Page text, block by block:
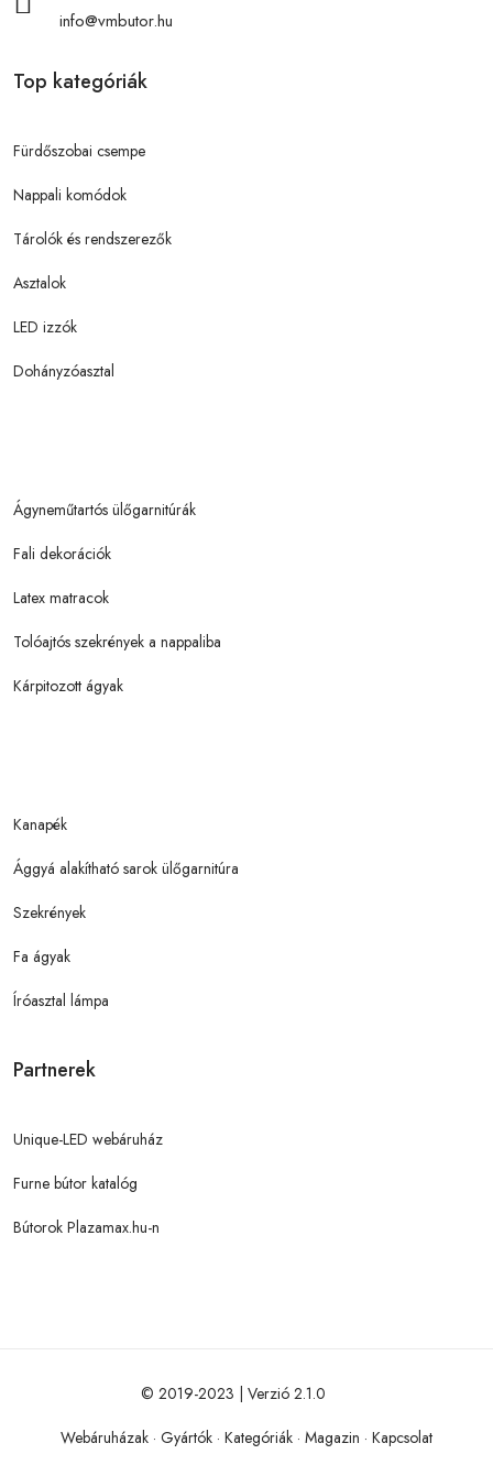
info@vmbutor.hu
Top kategóriák
Fürdőszobai csempe
Nappali komódok
Tárolók és rendszerezők
Asztalok
LED izzók
Dohányzóasztal
Ágyneműtartós ülőgarnitúrák
Fali dekorációk
Latex matracok
Tolóajtós szekrények a nappaliba
Kárpitozott ágyak
Kanapék
Ággyá alakítható sarok ülőgarnitúra
Szekrények
Fa ágyak
Íróasztal lámpa
Partnerek
Unique-LED webáruház
Furne bútor katalóg
Bútorok Plazamax.hu-n
© 2019-2023 | Verzió 2.1.0
Webáruházak · Gyártók · Kategóriák · Magazin · Kapcsolat